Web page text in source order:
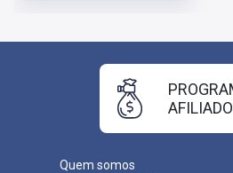
Quem somos